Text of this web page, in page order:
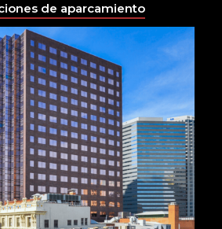
de aparcamiento